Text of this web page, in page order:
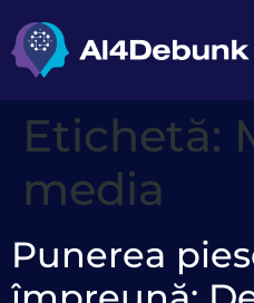
Etichetă:
media
Punerea